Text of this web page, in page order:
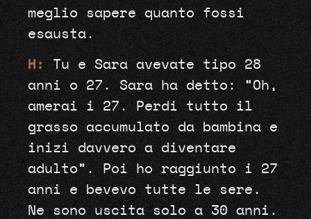
meglio sapere quanto fossi
esausta.
H: Tu e Sara avevate tipo 28
anni o 27. Sara ha detto: “Oh,
amerai i 27. Perdi tutto il
grasso accumulato da bambina e
inizi davvero a diventare
adulto”. Poi ho raggiunto i 27
anni e bevevo tutte le sere.
Ne sono uscita solo a 30 anni.